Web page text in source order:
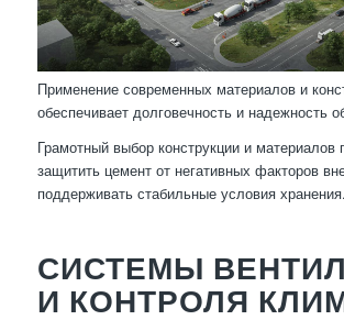
Применение современных материалов и
обеспечивает долговечность и надежность
Грамотный выбор конструкции и материалов
защитить цемент от негативных факторов
поддерживать стабильные условия хранения.
СИСТЕМЫ
И КОНТРОЛЯ